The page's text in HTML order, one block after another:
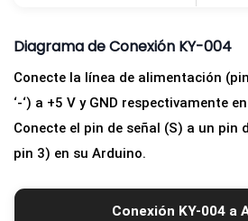
a
s
p
b
e
Diagrama de Conexión KY-004
Conecte la línea de alimentación
‘-‘) a +5 V y GND respectivamente
Conecte el pin de señal (S) a un pin
pin 3) en su Arduino.
Conexión KY-004 a